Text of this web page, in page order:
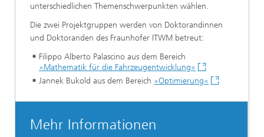
unterschiedlichen Themenschwerpunkten wählen.
Die zwei Projektgruppen werden von Doktorandinnen
und Doktoranden des Fraunhofer ITWM betreut:
Filippo Alberto Palascino aus dem Bereich
»Mathematik für die Fahrzeugentwicklung«
Jannek Bukold aus dem Bereich »Optimierung«
Mehr Informationen